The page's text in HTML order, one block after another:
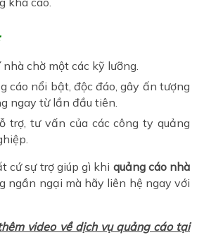
chờ một các kỹ lưỡng.
cáo nổi bật, độc đáo, gây ấn tượng
ngay từ lần đầu tiên.
trợ, tư vấn của các công ty quảng
cứ sự trợ giúp gì khi quảng cáo nhà
ngần ngại mà hãy liên hệ ngay với
video về dịch vụ quảng cáo tại